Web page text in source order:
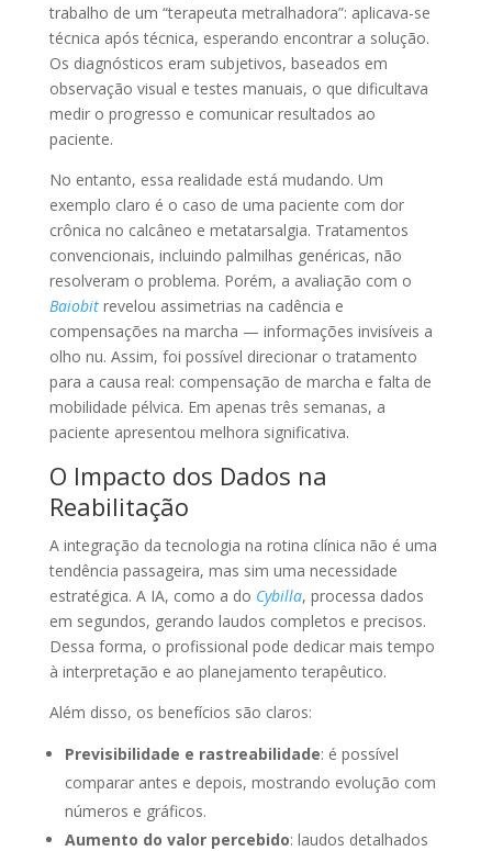
trabalho de um “terapeuta metralhadora”: aplicava-se
técnica após técnica, esperando encontrar a solução.
Os diagnósticos eram subjetivos, baseados em
observação visual e testes manuais, o que dificultava
medir o progresso e comunicar resultados ao
paciente.
No entanto, essa realidade está mudando. Um
exemplo claro é o caso de uma paciente com dor
crônica no calcâneo e metatarsalgia. Tratamentos
convencionais, incluindo palmilhas genéricas, não
resolveram o problema. Porém, a avaliação com o
Baiobit revelou assimetrias na cadência e
compensações na marcha — informações invisíveis a
olho nu. Assim, foi possível direcionar o tratamento
para a causa real: compensação de marcha e falta de
mobilidade pélvica. Em apenas três semanas, a
paciente apresentou melhora significativa.
O Impacto dos Dados na
Reabilitação
A integração da tecnologia na rotina clínica não é uma
tendência passageira, mas sim uma necessidade
estratégica. A IA, como a do Cybilla, processa dados
em segundos, gerando laudos completos e precisos.
Dessa forma, o profissional pode dedicar mais tempo
à interpretação e ao planejamento terapêutico.
Além disso, os benefícios são claros:
Previsibilidade e rastreabilidade: é possível
comparar antes e depois, mostrando evolução com
números e gráficos.
Aumento do valor percebido: laudos detalhados